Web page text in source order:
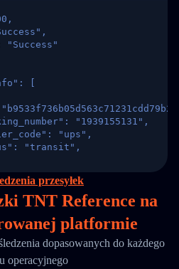
"Success"
[
"1939155131",
"ups",
"transit",
2,
"",
null,
[
"2017-03-08 04: 22: 00",
"Departed
przesyłek
TNT Reference na
platformie
dopasowanych do każdego
operacyjnego